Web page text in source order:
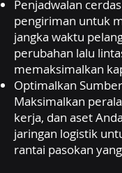
Penjadwalan
pengiriman untuk
jangka waktu
perubahan lalu
memaksimalkan
Optimalkan
Maksimalkan
kerja, dan aset
jaringan logistik
rantai pasokan